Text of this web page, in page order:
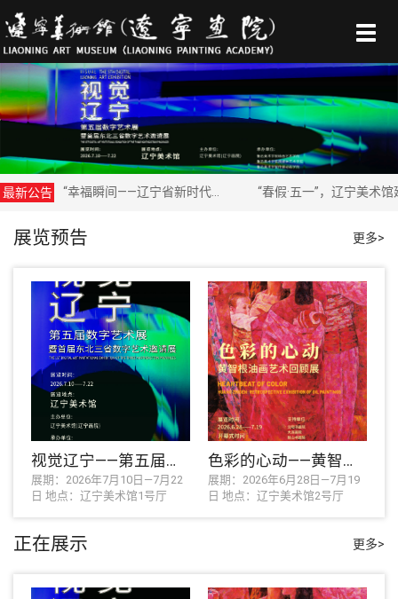
最新公告 “幸福瞬间——辽宁省新时代文明实践文艺志愿服务成果展”延展通知 “春假·五一”，辽宁美术馆延时开放！
展览预告 更多>
视觉辽宁——第五届数字艺术展暨首届东北三省...
展期：2026年7月10日—7月22
日 地点：辽宁美术馆1号厅
色彩的心动——黄智根油画艺术回顾展
展期：2026年6月28日—7月19
日 地点：辽宁美术馆2号厅
正在展示 更多>